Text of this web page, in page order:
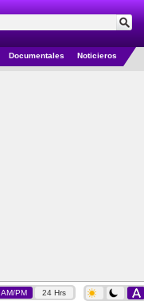
Documentales Noticieros
AM/PM 24 Hrs